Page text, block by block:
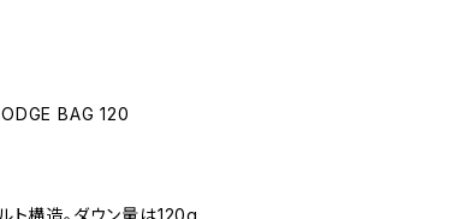
BAG 120
ト構造。ダウン量は120g